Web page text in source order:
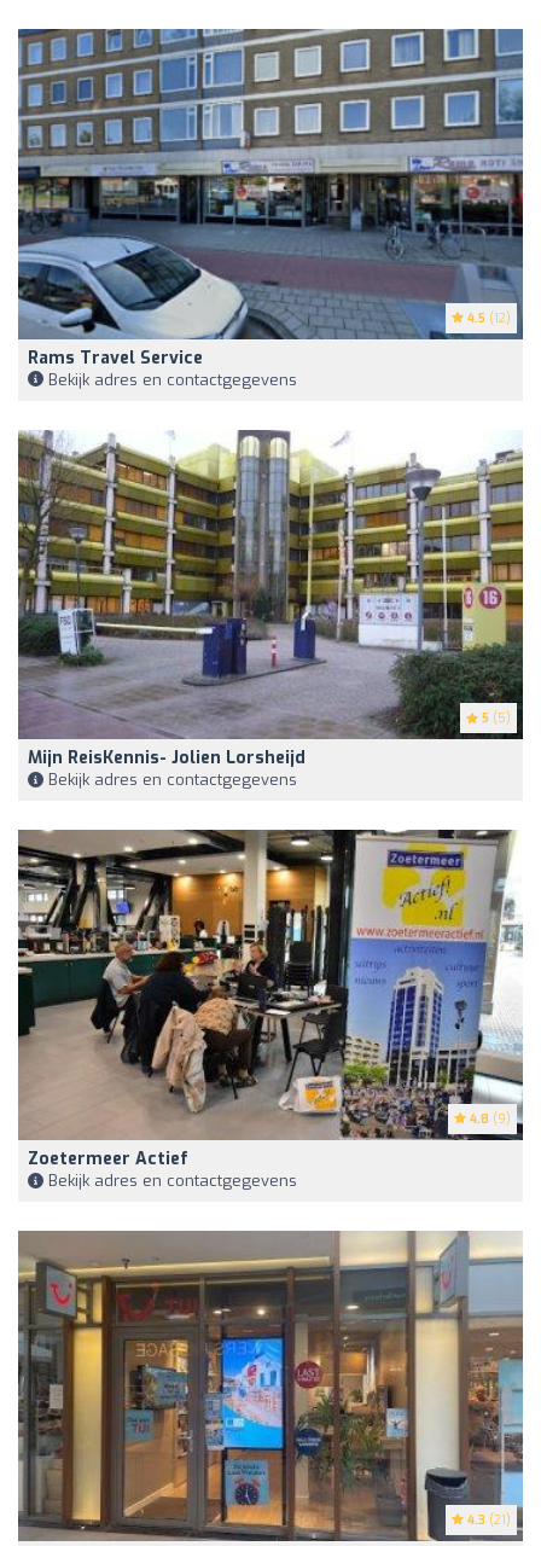
4.5 (12)
Rams Travel Service
Bekijk adres en contactgegevens
5 (5)
Mijn ReisKennis- Jolien Lorsheijd
Bekijk adres en contactgegevens
4.8 (9)
Zoetermeer Actief
Bekijk adres en contactgegevens
4.3 (21)